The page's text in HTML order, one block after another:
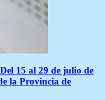
15 al 29 de julio de
la Provincia de